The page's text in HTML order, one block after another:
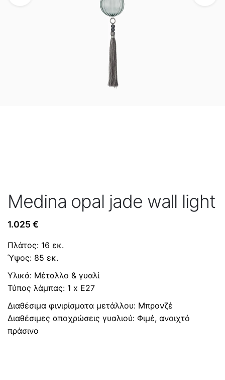
Medina opal jade wall light
1.025 €
Πλάτος: 16 εκ.
Ύψος: 85 εκ.
Υλικά: Μέταλλο & γυαλί
Τύπος λάμπας: 1 x Ε27
Διαθέσιμα φινιρίσματα μετάλλου: Μπρονζέ
Διαθέσιμες αποχρώσεις γυαλιού: Φιμέ, ανοιχτό
πράσινο